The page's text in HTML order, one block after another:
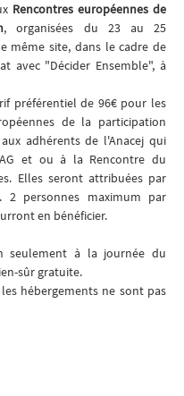
Rencontres européennes de
, organisées du 23 au 25
même site, dans le cadre de
avec "Décider Ensemble", à
préférentiel de 96€ pour les
de la participation
adhérents de l'Anacej qui
et ou à la Rencontre du
Elles seront attribuées par
2 personnes maximum par
en bénéficier.
seulement à la journée du
sûr gratuite.
hébergements ne sont pas